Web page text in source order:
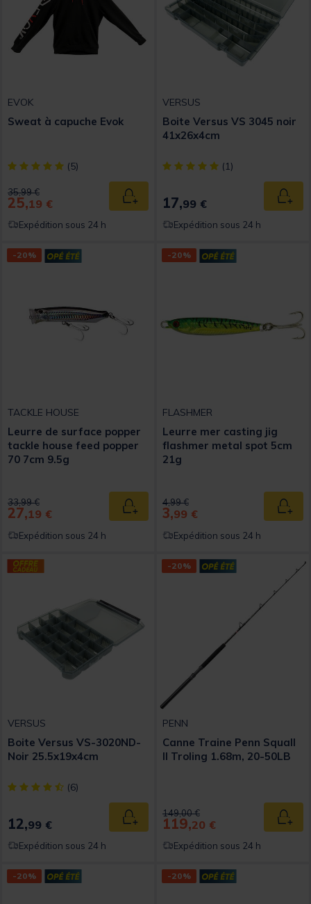
EVOK
Sweat à capuche Evok
[object Object] out of 5 Customer Rating
(5)
Price reduced from
35,99 €to
25,19 € Ajouter au panier
Expédition sous 24 h
VERSUS
Boite Versus VS 3045 noir
41x26x4cm
[object Object] out of 5
(1)
17,99 €
Expédition sous 24 h
-20%
TACKLE HOUSE
Leurre de surface popper
tackle house feed popper
70 7cm 9.5g
Price reduced from
33,99 €to
27,19 € Ajouter au panier
Expédition sous 24 h
-20%
FLASHMER
Leurre mer casting jig
flashmer metal spot 5cm
21g
Price reduced from
4,99 €to
3,99 €
Expédition sous 24 h
VERSUS
Boite Versus VS-3020ND-
Noir 25.5x19x4cm
[object Object] out of 5 Customer Rating
(6)
12,99 € Ajouter au panier
Expédition sous 24 h
-20%
PENN
Canne Traine Penn Squall
II Troling 1.68m, 20-50LB
Price reduced from
149,00 €to
119,20 €
Expédition sous 24 h
-20% -20%